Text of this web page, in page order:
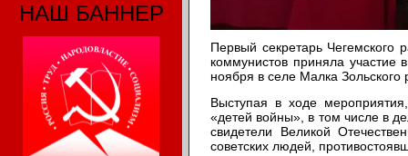
НАШ БАННЕР
Первый секретарь Чегемского
коммунистов приняла участие
ноября в селе Малка Зольского
Выступая в ходе
«детей войны», в том числе в
свидетели Великой
советских людей,